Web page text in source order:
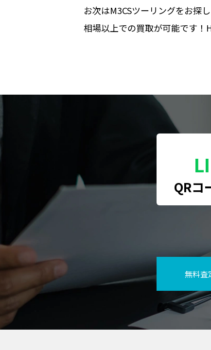
お次はM3CSツーリングをお探
相場以上での買取が可能です！
QRコ
無料査